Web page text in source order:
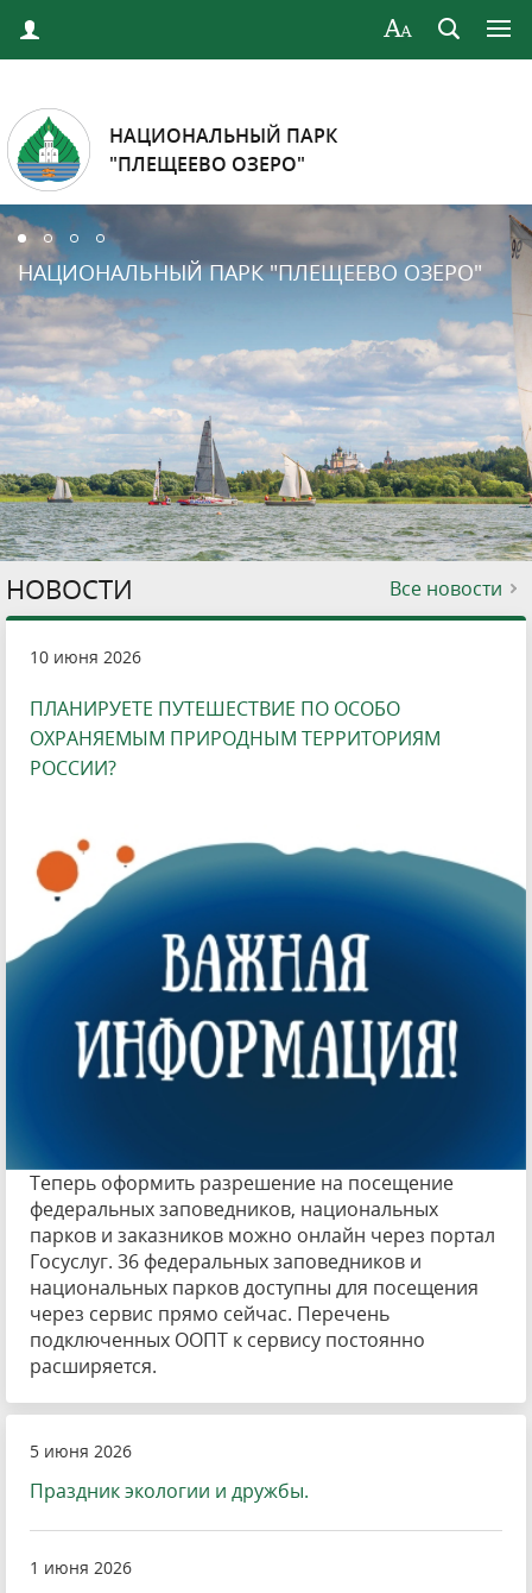
НАЦИОНАЛЬНЫЙ ПАРК
"ПЛЕЩЕЕВО ОЗЕРО"
НАЦИОНАЛЬНЫЙ ПАРК "ПЛЕЩЕЕВО ОЗЕРО"
НОВОСТИ Все новости
10 июня 2026
ПЛАНИРУЕТЕ ПУТЕШЕСТВИЕ ПО ОСОБО
ОХРАНЯЕМЫМ ПРИРОДНЫМ ТЕРРИТОРИЯМ
РОССИИ?
Теперь оформить разрешение на посещение
федеральных заповедников, национальных
парков и заказников можно онлайн через портал
Госуслуг. 36 федеральных заповедников и
национальных парков доступны для посещения
через сервис прямо сейчас. Перечень
подключенных ООПТ к сервису постоянно
расширяется.
5 июня 2026
Праздник экологии и дружбы.
1 июня 2026